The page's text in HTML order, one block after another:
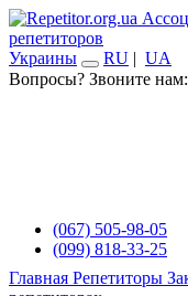
репетиторов
Украины
RU | UA
Вопросы? Звоните нам:
(067) 505-98-05
(099) 818-33-25
Главная Репетиторы